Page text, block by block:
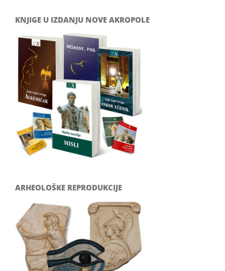
KNJIGE U IZDANJU NOVE AKROPOLE
ARHEOLOŠKE REPRODUKCIJE